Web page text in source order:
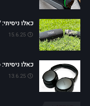
כאלו ניסיתי: JBL Flip 7 ו-Charge 6
15.6.25
כאלו ניסיתי: EarFun Tune Pro
13.6.25